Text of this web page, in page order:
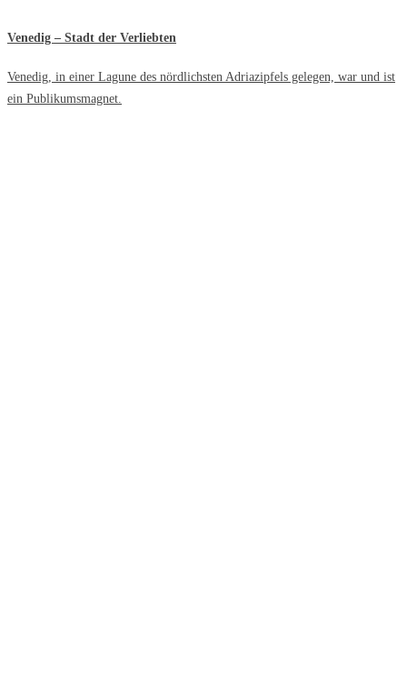
Venedig – Stadt der Verliebten
Venedig, in einer Lagune des nördlichsten Adriazipfels gelegen, war und ist
ein Publikumsmagnet.